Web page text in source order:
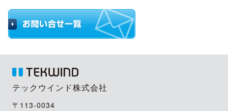
テックウインド株式会社
〒113-0034